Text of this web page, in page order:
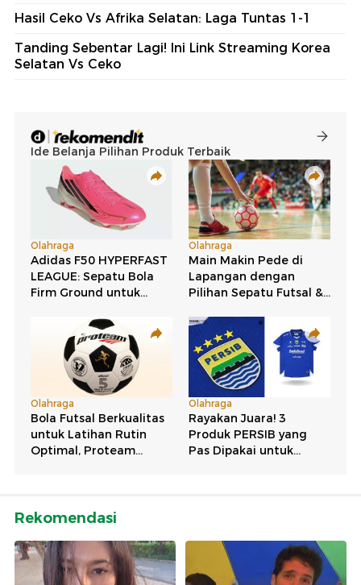
Hasil Ceko Vs Afrika Selatan: Laga Tuntas 1-1
Tanding Sebentar Lagi! Ini Link Streaming Korea
Selatan Vs Ceko
Rekomendasi